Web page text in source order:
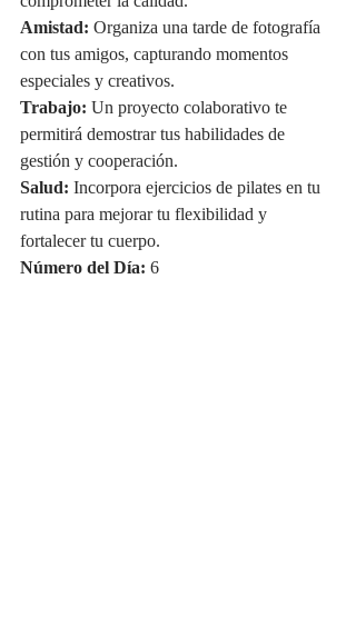
Amistad: Organiza una tarde de fotografía
con tus amigos, capturando momentos
especiales y creativos.
Trabajo: Un proyecto colaborativo te
permitirá demostrar tus habilidades de
gestión y cooperación.
Salud: Incorpora ejercicios de pilates en tu
rutina para mejorar tu flexibilidad y
fortalecer tu cuerpo.
Número del Día: 6